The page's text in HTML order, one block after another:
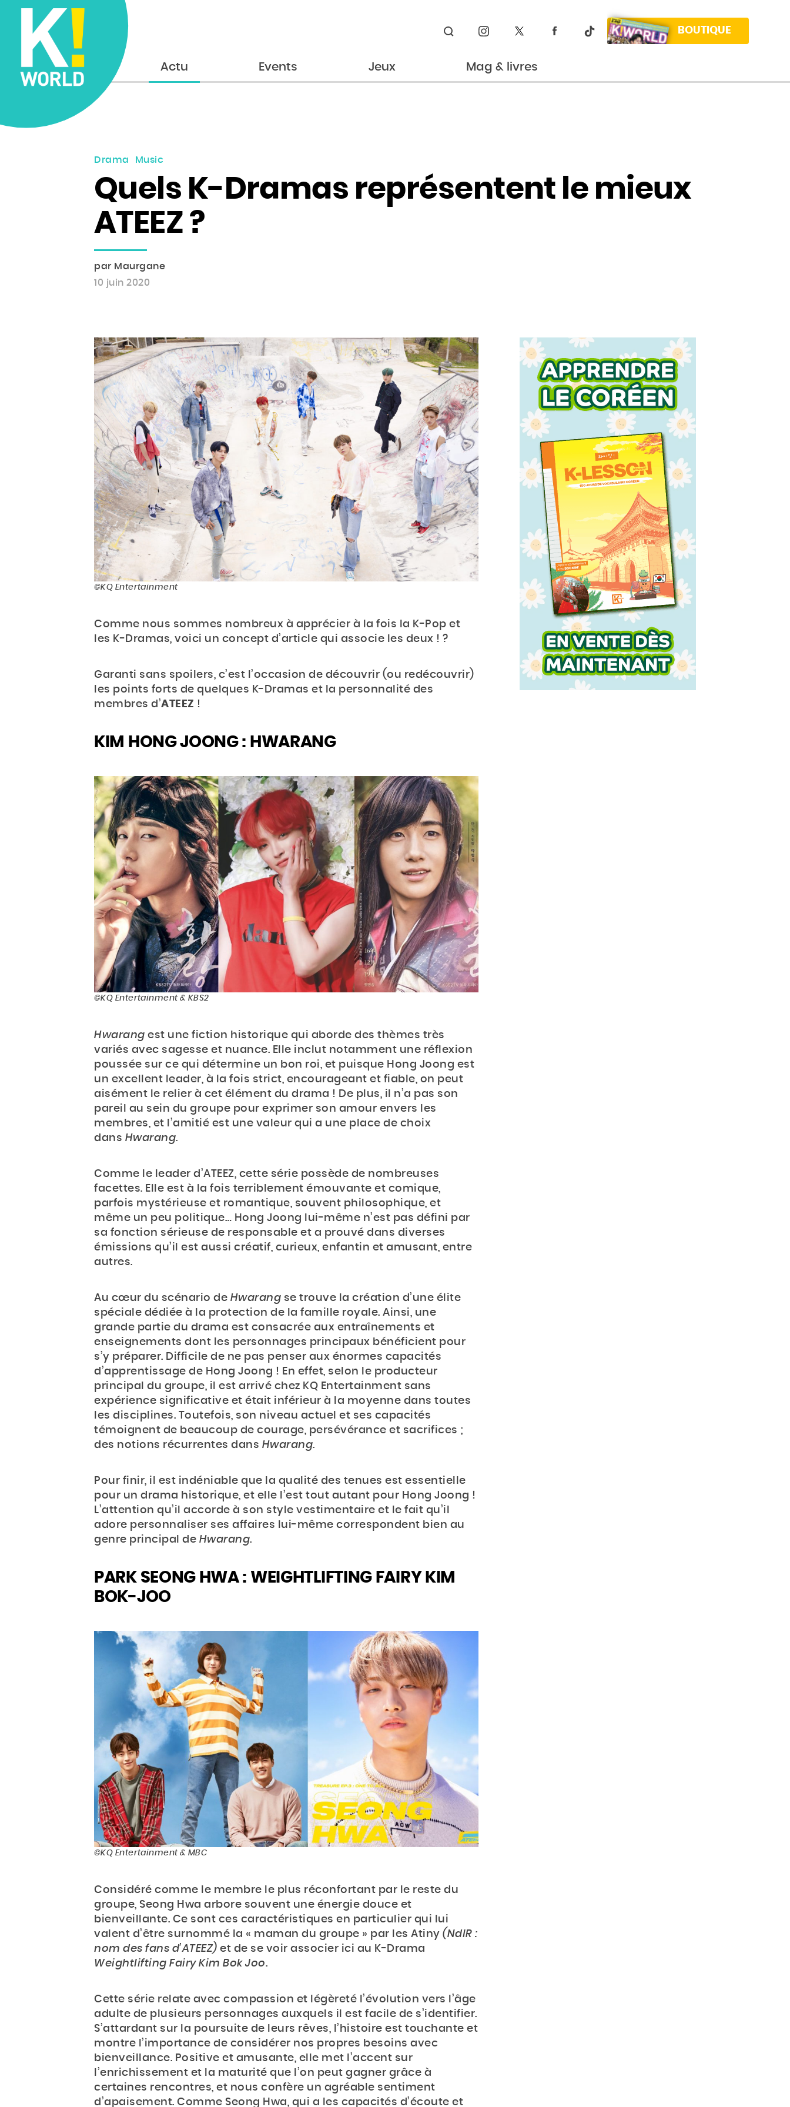
Rechercher
BOUTIQUE
Accueil Actu Events Jeux Mag & livres
Drama Music
Quels K-Dramas représentent le mieux
ATEEZ ?
par Maurgane
10 juin 2020
©KQ Entertainment
Comme nous sommes nombreux à apprécier à la fois la K-Pop et
les K-Dramas, voici un concept d’article qui associe les deux ! ?
Garanti sans spoilers, c’est l’occasion de découvrir (ou redécouvrir)
les points forts de quelques K-Dramas et la personnalité des
membres d’ATEEZ !
KIM HONG JOONG : HWARANG
©KQ Entertainment & KBS2
Hwarang est une fiction historique qui aborde des thèmes très
variés avec sagesse et nuance. Elle inclut notamment une réflexion
poussée sur ce qui détermine un bon roi, et puisque Hong Joong est
un excellent leader, à la fois strict, encourageant et fiable, on peut
aisément le relier à cet élément du drama ! De plus, il n’a pas son
pareil au sein du groupe pour exprimer son amour envers les
membres, et l’amitié est une valeur qui a une place de choix
dans Hwarang.
Comme le leader d’ATEEZ, cette série possède de nombreuses
facettes. Elle est à la fois terriblement émouvante et comique,
parfois mystérieuse et romantique, souvent philosophique, et
même un peu politique… Hong Joong lui-même n’est pas défini par
sa fonction sérieuse de responsable et a prouvé dans diverses
émissions qu’il est aussi créatif, curieux, enfantin et amusant, entre
autres.
Au cœur du scénario de Hwarang se trouve la création d’une élite
spéciale dédiée à la protection de la famille royale. Ainsi, une
grande partie du drama est consacrée aux entraînements et
enseignements dont les personnages principaux bénéficient pour
s’y préparer. Difficile de ne pas penser aux énormes capacités
d’apprentissage de Hong Joong ! En effet, selon le producteur
principal du groupe, il est arrivé chez KQ Entertainment sans
expérience significative et était inférieur à la moyenne dans toutes
les disciplines. Toutefois, son niveau actuel et ses capacités
témoignent de beaucoup de courage, persévérance et sacrifices ;
des notions récurrentes dans Hwarang.
Pour finir, il est indéniable que la qualité des tenues est essentielle
pour un drama historique, et elle l’est tout autant pour Hong Joong !
L’attention qu’il accorde à son style vestimentaire et le fait qu’il
adore personnaliser ses affaires lui-même correspondent bien au
genre principal de Hwarang.
PARK SEONG HWA : WEIGHTLIFTING FAIRY KIM
BOK-JOO
©KQ Entertainment & MBC
Considéré comme le membre le plus réconfortant par le reste du
groupe, Seong Hwa arbore souvent une énergie douce et
bienveillante. Ce sont ces caractéristiques en particulier qui lui
valent d’être surnommé la « maman du groupe » par les Atiny (NdlR :
nom des fans d’ATEEZ) et de se voir associer ici au K-Drama
Weightlifting Fairy Kim Bok Joo.
Cette série relate avec compassion et légèreté l’évolution vers l’âge
adulte de plusieurs personnages auxquels il est facile de s’identifier.
S’attardant sur la poursuite de leurs rêves, l’histoire est touchante et
montre l’importance de considérer nos propres besoins avec
bienveillance. Positive et amusante, elle met l’accent sur
l’enrichissement et la maturité que l’on peut gagner grâce à
certaines rencontres, et nous confère un agréable sentiment
d’apaisement. Comme Seong Hwa, qui a les capacités d’écoute et